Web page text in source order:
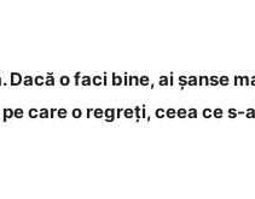
o faci bine, ai șanse
care o regreți, ceea ce s-